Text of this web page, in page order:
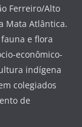
Ferreiro/Alto
Mata Atlântica.
fauna e flora
econômico-
indígena
colegiados
de